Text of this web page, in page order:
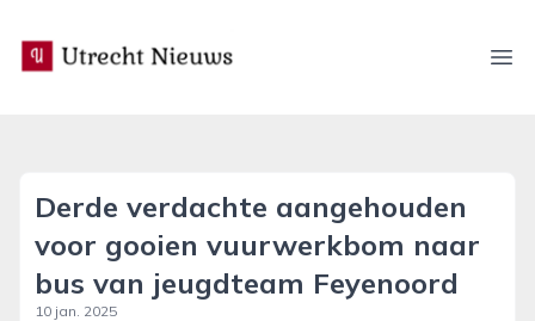
utrecht-nieuws.nl
Derde verdachte aangehouden
voor gooien vuurwerkbom naar
bus van jeugdteam Feyenoord
10 jan. 2025